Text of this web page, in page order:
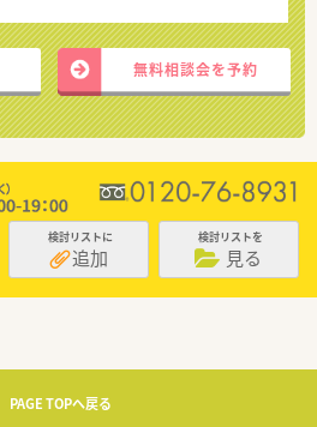
無料相談会を予約
検討リストに
追加
検討リストを
見る
PAGE TOPへ戻る